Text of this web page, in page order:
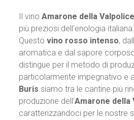
Il vino Amarone della
più preziosi dell’enologia italiana.
Questo vino rosso intenso,
aromatica e dal sapore
distingue per il metodo di
particolarmente impegnativo e
Buris siamo tra le cantine più
produzione dell’Amarone della
caratterizzandoci per le nostre